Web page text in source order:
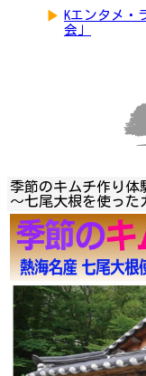
▶ Kエンタメ・
会」
季節のキムチ作り
～七尾大根を使った